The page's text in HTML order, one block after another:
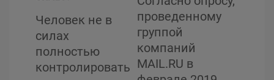
Человек не в
силах
полностью
контролировать
проведенному
группой
компаний
MAIL.RU в